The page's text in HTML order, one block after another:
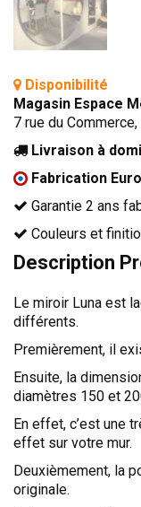
AMÉNAGEMENTS
AGENCEMENTS
Disponibilité
Magasin Espace
7 rue du
Livraison à
Fabrication
Garantie 2 ans
Couleurs et
Description
Le miroir Luna est
différents.
Premièrement, il
Ensuite, la
diamètres 150 et
En effet, c’est une
effet sur votre mur.
Deuxièmement, la
originale.